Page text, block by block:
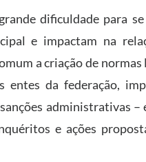
dificuldade para
e impactam na
a criação de
da federação,
administrativas
e ações